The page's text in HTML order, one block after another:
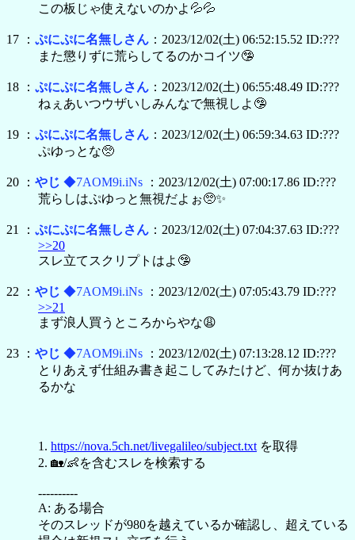
この板じゃ使えないのかよ💦💦
17 ： ぷにぷに名無しさん ：2023/12/02(土) 06:52:15.52 ID:???
また懲りずに荒らしてるのかコイツ🤥
18 ： ぷにぷに名無しさん ：2023/12/02(土) 06:55:48.49 ID:???
ねぇあいつウザいしみんなで無視しよ🤥
19 ： ぷにぷに名無しさん ：2023/12/02(土) 06:59:34.63 ID:???
ぷゆっとな🥺
20 ： やじ ◆7AOM9i.iNs
：2023/12/02(土) 07:00:17.86 ID:???
荒らしはぷゆっと無視だよぉ🥺✨
21 ： ぷにぷに名無しさん ：2023/12/02(土) 07:04:37.63 ID:???
>>20
スレ立てスクリプトはよ🤥
22 ： やじ ◆7AOM9i.iNs
：2023/12/02(土) 07:05:43.79 ID:???
>>21
まず浪人買うところからやな😩
23 ： やじ ◆7AOM9i.iNs
：2023/12/02(土) 07:13:28.12 ID:???
とりあえず仕組み書き起こしてみたけど、何か抜けあ
るかな
1. https://nova.5ch.net/livegalileo/subject.txtを取得
2. 🏡/👶を含むスレを検索する
----------
A: ある場合
そのスレッドが980を越えているか確認し、超えている